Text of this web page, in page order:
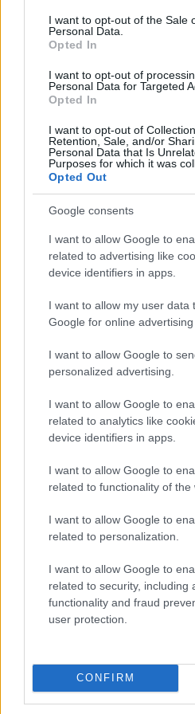
consent section.
I want to opt-out of the Sale
Personal Data.
Opted In
I want to opt-out of
Personal Data for Targeted
Opted In
I want to opt-out of
Retention, Sale, and/or
Personal Data that Is
Purposes for which it was
Opted Out
Google consents
I want to allow Google to
related to advertising like
device identifiers in apps.
I want to allow my user data
Google for online advertising
I want to allow Google to
personalized advertising.
I want to allow Google to
related to analytics like
device identifiers in apps.
I want to allow Google to
related to functionality of the
I want to allow Google to
related to personalization.
I want to allow Google to
related to security, including
functionality and fraud
user protection.
CONFIRM
A GYŐRI AUDI ETO KC
Az energiaellátás
előrébb hozták a Brest Bretagne
kezdését.
BAROKK POMPÁBA
HÉTVÉGÉN RENDEZIK MEG